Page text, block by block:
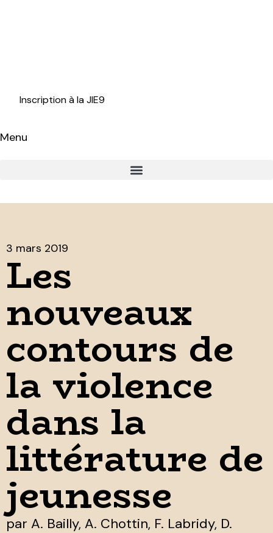
Inscription à la JIE9
Menu
3 mars 2019
Les
nouveaux
contours de
la violence
dans la
littérature de
jeunesse
par A. Bailly, A. Chottin, F. Labridy, D.